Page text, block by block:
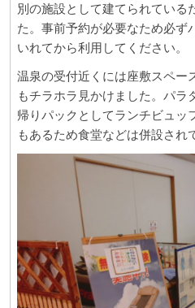
別の施設として建てられている
た。事前予約が必要なため必ず
いれてから利用してください。
温泉の受付近くには座敷スペー
もチラホラ見かけました。パラ
帰りパックとしてランチビュッ
もあるため食堂などは併設され